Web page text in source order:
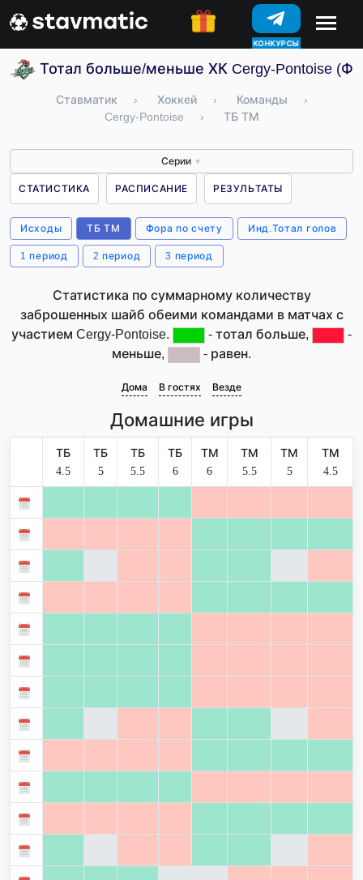
КОНКУРСЫ
Тотал больше/меньше ХК Cergy-Pontoise
Ставматик › Хоккей › Команды
›
Cergy-Pontoise
› ТБ ТМ
Серии ▼
СТАТИСТИКА РАСПИСАНИЕ РЕЗУЛЬТАТЫ
Исходы ТБ ТМ Фора по счету Инд.Тотал голов
1 период 2 период 3 период
Статистика по суммарному количеству
заброшенных шайб обеими командами в матчах с
участием Cergy-Pontoise.
- тотал больше,
-
меньше,
- равен.
Дома В гостях Везде
Домашние игры
ТБ
4.5
ТБ
5
ТБ
5.5
ТБ
6
ТМ
6
ТМ
5.5
ТМ
5
ТМ
4.5